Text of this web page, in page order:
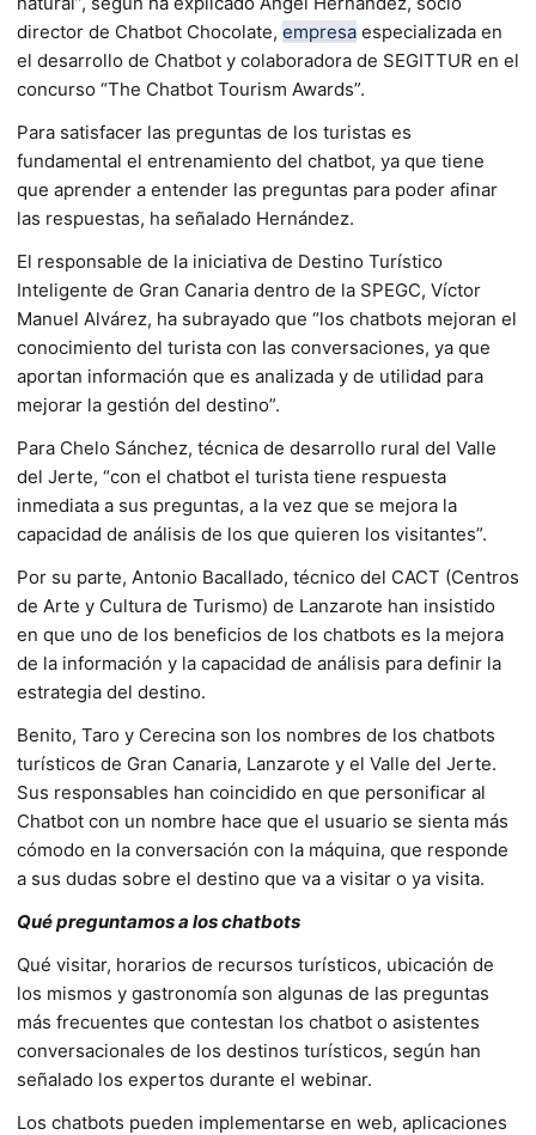
director de Chatbot Chocolate, empresa especializada en
el desarrollo de Chatbot y colaboradora de SEGITTUR en el
concurso “The Chatbot Tourism Awards”.
Para satisfacer las preguntas de los turistas es
fundamental el entrenamiento del chatbot, ya que tiene
que aprender a entender las preguntas para poder afinar
las respuestas, ha señalado Hernández.
El responsable de la iniciativa de Destino Turístico
Inteligente de Gran Canaria dentro de la SPEGC, Víctor
Manuel Alvárez, ha subrayado que “los chatbots mejoran el
conocimiento del turista con las conversaciones, ya que
aportan información que es analizada y de utilidad para
mejorar la gestión del destino”.
Para Chelo Sánchez, técnica de desarrollo rural del Valle
del Jerte, “con el chatbot el turista tiene respuesta
inmediata a sus preguntas, a la vez que se mejora la
capacidad de análisis de los que quieren los visitantes”.
Por su parte, Antonio Bacallado, técnico del CACT (Centros
de Arte y Cultura de Turismo) de Lanzarote han insistido
en que uno de los beneficios de los chatbots es la mejora
de la información y la capacidad de análisis para definir la
estrategia del destino.
Benito, Taro y Cerecina son los nombres de los chatbots
turísticos de Gran Canaria, Lanzarote y el Valle del Jerte.
Sus responsables han coincidido en que personificar al
Chatbot con un nombre hace que el usuario se sienta más
cómodo en la conversación con la máquina, que responde
a sus dudas sobre el destino que va a visitar o ya visita.
Qué preguntamos a los chatbots
Qué visitar, horarios de recursos turísticos, ubicación de
los mismos y gastronomía son algunas de las preguntas
más frecuentes que contestan los chatbot o asistentes
conversacionales de los destinos turísticos, según han
señalado los expertos durante el webinar.
Los chatbots pueden implementarse en web, aplicaciones